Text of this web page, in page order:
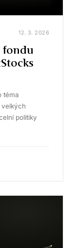
12. 3. 2026
fondu
téma
velkých
politiky